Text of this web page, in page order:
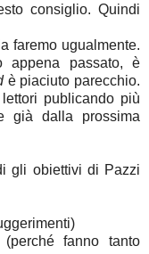
consiglio. Quindi
faremo ugualmente.
appena passato, è
è piaciuto parecchio.
publicando più
già dalla prossima
gli obiettivi di Pazzi
fanno tanto